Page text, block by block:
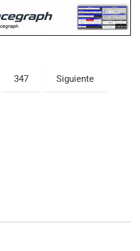
347 Siguiente